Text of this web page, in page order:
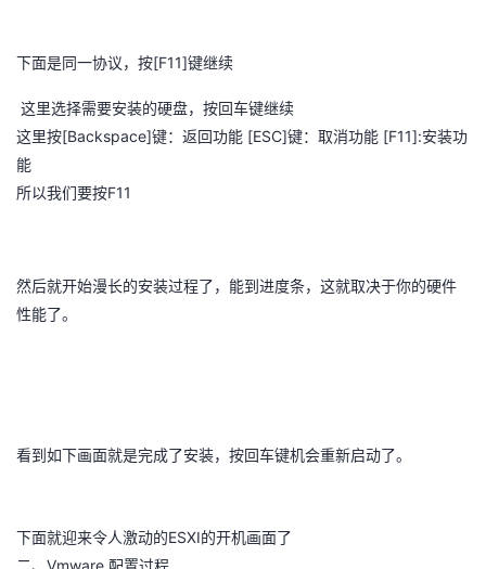
者
学
堂
的
我
藏
支
持
技
术
的
云
下面是同一协议，按[F11]键继续
这里选择需要安装的硬盘，按回车键继续
这里按[Backspace]键：返回功能 [ESC]键：取消功能 [F11]:安装功
能
所以我们要按F11
然后就开始漫长的安装过程了，能到进度条，这就取决于你的硬件
性能了。
看到如下画面就是完成了安装，按回车键机会重新启动了。
下面就迎来令人激动的ESXI的开机画面了
Vmware